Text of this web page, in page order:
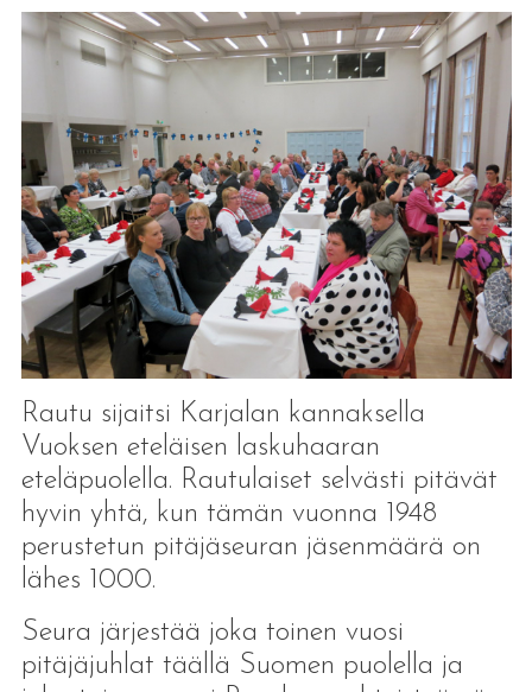
Rautu sijaitsi Karjalan kannaksella
Vuoksen eteläisen laskuhaaran
eteläpuolella. Rautulaiset selvästi pitävät
hyvin yhtä, kun tämän vuonna 1948
perustetun pitäjäseuran jäsenmäärä on
lähes 1000.
Seura järjestää joka toinen vuosi
pitäjäjuhlat täällä Suomen puolella ja